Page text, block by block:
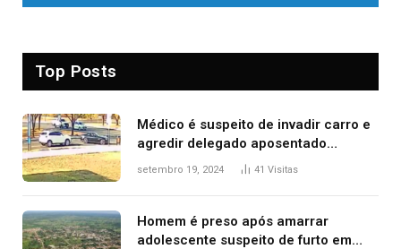
Top Posts
Médico é suspeito de invadir carro e
agredir delegado aposentado
durante confusão no trânsito
setembro 19, 2024 41 Visitas
Homem é preso após amarrar
adolescente suspeito de furto em